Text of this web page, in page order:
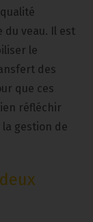
du veau. Il est
le
des
que ces
réfléchir
la gestion de